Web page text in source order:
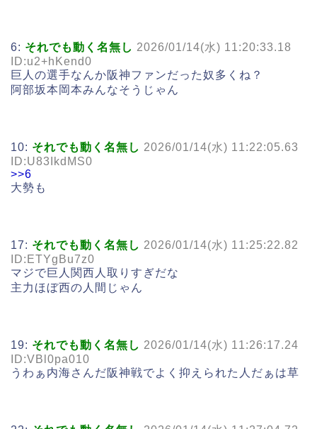
6: それでも動く名無し 2026/01/14(水) 11:20:33.18
ID:u2+hKend0
巨人の選手なんか阪神ファンだった奴多くね？
阿部坂本岡本みんなそうじゃん
10: それでも動く名無し 2026/01/14(水) 11:22:05.63
ID:U83IkdMS0
>>6
大勢も
17: それでも動く名無し 2026/01/14(水) 11:25:22.82
ID:ETYgBu7z0
マジで巨人関西人取りすぎだな
主力ほぼ西の人間じゃん
19: それでも動く名無し 2026/01/14(水) 11:26:17.24
ID:VBl0pa010
うわぁ内海さんだ阪神戦でよく抑えられた人だぁは草